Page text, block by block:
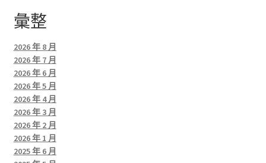
彙整
2026 年 8 月
2026 年 7 月
2026 年 6 月
2026 年 5 月
2026 年 4 月
2026 年 3 月
2026 年 2 月
2026 年 1 月
2025 年 6 月